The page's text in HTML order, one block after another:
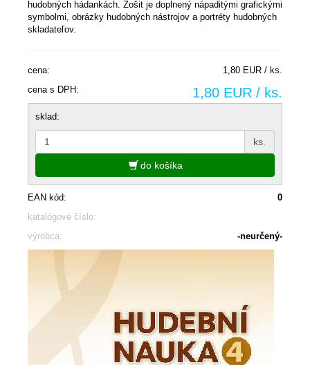
hudobných hádankách. Zošit je doplnený nápaditými grafickými
symbolmi, obrázky hudobných nástrojov a portréty hudobných
skladateľov.
cena:
1,80 EUR / ks.
cena s DPH:
1,80 EUR / ks.
sklad:
ks.
do košíka
EAN kód:
0
katalógové číslo:
výrobca:
-neurčený-